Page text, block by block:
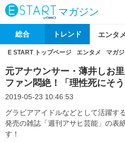
マガジン
総合 トレンド エンタメ
E START トップページ エンタメ マガ
元アナウンサー・薄井しお
ファン悶絶！「理性死にそう
2019-05-23 10:46:53
グラビアアイドルなどとして活躍す
発売の雑誌「週刊アサヒ芸能」の表
す！